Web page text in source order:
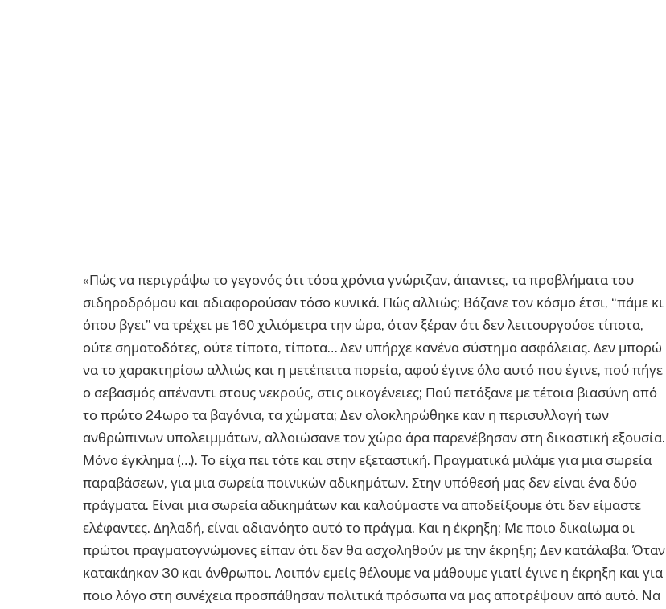
«Πώς να περιγράψω το γεγονός ότι τόσα χρόνια γνώριζαν, άπαντες, τα προβλήματα του
σιδηροδρόμου και αδιαφορούσαν τόσο κυνικά. Πώς αλλιώς; Βάζανε τον κόσμο έτσι, “πάμε κι
όπου βγει” να τρέχει με 160 χιλιόμετρα την ώρα, όταν ξέραν ότι δεν λειτουργούσε τίποτα,
ούτε σηματοδότες, ούτε τίποτα, τίποτα… Δεν υπήρχε κανένα σύστημα ασφάλειας. Δεν μπορώ
να το χαρακτηρίσω αλλιώς και η μετέπειτα πορεία, αφού έγινε όλο αυτό που έγινε, πού πήγε
ο σεβασμός απέναντι στους νεκρούς, στις οικογένειες; Πού πετάξανε με τέτοια βιασύνη από
το πρώτο 24ωρο τα βαγόνια, τα χώματα; Δεν ολοκληρώθηκε καν η περισυλλογή των
ανθρώπινων υπολειμμάτων, αλλοιώσανε τον χώρο άρα παρενέβησαν στη δικαστική εξουσία.
Μόνο έγκλημα (…). Το είχα πει τότε και στην εξεταστική. Πραγματικά μιλάμε για μια σωρεία
παραβάσεων, για μια σωρεία ποινικών αδικημάτων. Στην υπόθεσή μας δεν είναι ένα δύο
πράγματα. Είναι μια σωρεία αδικημάτων και καλούμαστε να αποδείξουμε ότι δεν είμαστε
ελέφαντες. Δηλαδή, είναι αδιανόητο αυτό το πράγμα. Και η έκρηξη; Με ποιο δικαίωμα οι
πρώτοι πραγματογνώμονες είπαν ότι δεν θα ασχοληθούν με την έκρηξη; Δεν κατάλαβα. Όταν
κατακάηκαν 30 και άνθρωποι. Λοιπόν εμείς θέλουμε να μάθουμε γιατί έγινε η έκρηξη και για
ποιο λόγο στη συνέχεια προσπάθησαν πολιτικά πρόσωπα να μας αποτρέψουν από αυτό. Να